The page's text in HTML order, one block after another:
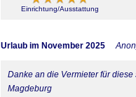
Einrichtung/Ausstattung
Urlaub im November 2025
Danke an die Vermieter für
Magdeburg